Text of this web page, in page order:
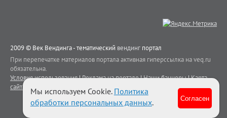
2009 © Век Вендинга - тематический вендинг портал
При перепечатке материалов портала активная гиперссылка на veq.ru
обязательна.
Условия использования|Реклама на портале|Наши баннеры|Карта
сайта
Контакты
Мы используем Cookie. Политика
обработки персональных данных. Согласен